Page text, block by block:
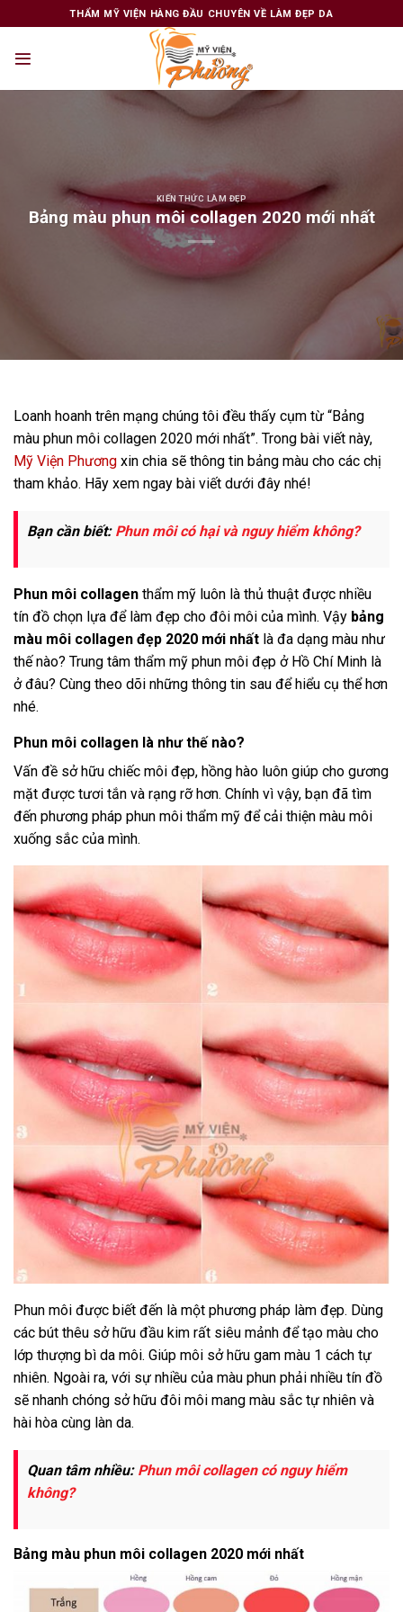
to
THẨM MỸ VIỆN HÀNG ĐẦU CHUYÊN VỀ LÀM ĐẸP DA
KIẾN THỨC LÀM ĐẸP
Bảng màu phun môi collagen 2020 mới nhất
Loanh hoanh trên mạng chúng tôi đều thấy cụm từ “Bảng
màu phun môi collagen 2020 mới nhất”. Trong bài viết này,
Mỹ Viện Phương xin chia sẽ thông tin bảng màu cho các chị
tham khảo. Hãy xem ngay bài viết dưới đây nhé!
Bạn cần biết: Phun môi có hại và nguy hiểm không?
Phun môi collagen thẩm mỹ luôn là thủ thuật được nhiều
tín đồ chọn lựa để làm đẹp cho đôi môi của mình. Vậy bảng
màu môi collagen đẹp 2020 mới nhất là đa dạng màu như
thế nào? Trung tâm thẩm mỹ phun môi đẹp ở Hồ Chí Minh là
ở đâu? Cùng theo dõi những thông tin sau để hiểu cụ thể hơn
nhé.
Phun môi collagen là như thế nào?
Vấn đề sở hữu chiếc môi đẹp, hồng hào luôn giúp cho gương
mặt được tươi tắn và rạng rỡ hơn. Chính vì vậy, bạn đã tìm
đến phương pháp phun môi thẩm mỹ để cải thiện màu môi
xuống sắc của mình.
Phun môi được biết đến là một phương pháp làm đẹp. Dùng
các bút thêu sở hữu đầu kim rất siêu mảnh để tạo màu cho
lớp thượng bì da môi. Giúp môi sở hữu gam màu 1 cách tự
nhiên. Ngoài ra, với sự nhiều của màu phun phải nhiều tín đồ
sẽ nhanh chóng sở hữu đôi môi mang màu sắc tự nhiên và
hài hòa cùng làn da.
Quan tâm nhiều: Phun môi collagen có nguy hiểm
không?
Bảng màu phun môi collagen 2020 mới nhất